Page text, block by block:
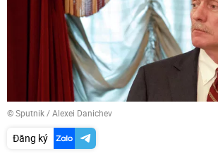
© Sputnik / Alexei Danichev
Đăng ký